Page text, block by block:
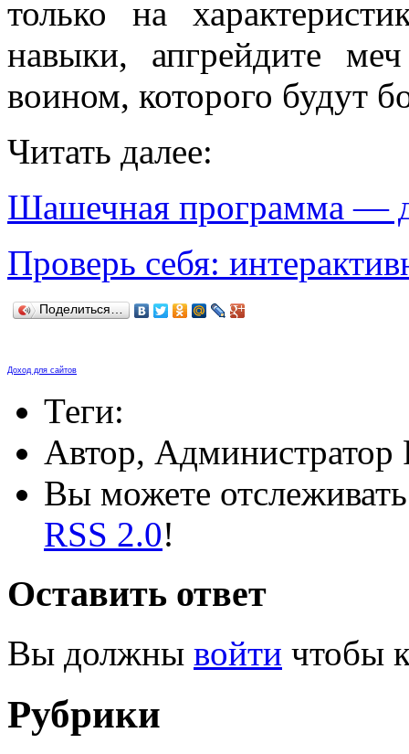
только на
навыки, апгрейдите
воином, которого будут
Читать далее:
Шашечная программа —
Проверь себя:
Поделиться…
Доход для сайтов
Теги:
Автор, Администратор
Вы можете отслеживать
RSS 2.0!
Оставить ответ
Вы должны войти чтобы
Рубрики